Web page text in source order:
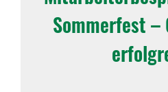
Sommer­fest –